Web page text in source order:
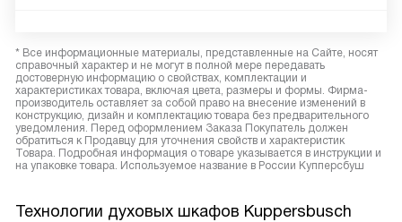
* Все информационные материалы, представленные на Сайте, носят
справочный характер и не могут в полной мере передавать
достоверную информацию о свойствах, комплектации и
характеристиках товара, включая цвета, размеры и формы. Фирма-
производитель оставляет за собой право на внесение изменений в
конструкцию, дизайн и комплектацию товара без предварительного
уведомления. Перед оформлением Заказа Покупатель должен
обратиться к Продавцу для уточнения свойств и характеристик
Товара. Подробная информация о товаре указывается в инструкции и
на упаковке товара. Используемое название в России Купперсбуш
Технологии духовых шкафов Kuppersbusch